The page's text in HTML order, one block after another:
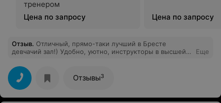
тренером
Цена по запросу
Цена по запросу
Отзыв. Отличный, прямо-таки лучший в Бресте
девчачий зал!) Удобно, уютно, инструкторы в высшей
вымуштрованы, а просто по-человечески внимательны
и готовы помочь, поддержать в работе, разделить
радость результата. Я перебрала почти все более залы
в Бресте и нахожу, что до меня это оптимальный
выбор. Цены как везде, подкупает уют и человеческий
Еще
Отзывы3